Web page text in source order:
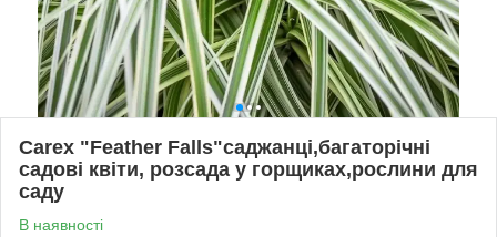
Carex "Feather Falls"саджанці,багаторічні
садові квіти, розсада у горщиках,рослини для
саду
В наявності